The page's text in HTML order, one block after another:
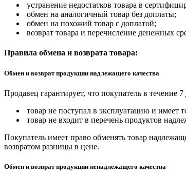
устранение недостатков товара в
обмен на аналогичный товар без доплаты;
обмен на похожий товар с доплатой;
возврат товара и перечисление денежных
Правила обмена и возврата товара:
Обмен и возврат продукции надлежащего качества
Продавец гарантирует, что покупатель в течение
товар не поступал в эксплуатацию и имеет
товар не входит в перечень продуктов
Покупатель имеет право обменять товар
возвратом разницы в цене.
Обмен и возврат продукции ненадлежащего качества